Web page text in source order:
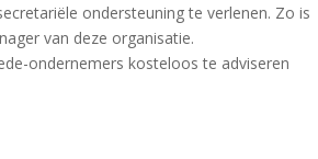
ondersteuning te verlenen. Zo is
van deze organisatie.
ondernemers kosteloos te adviseren